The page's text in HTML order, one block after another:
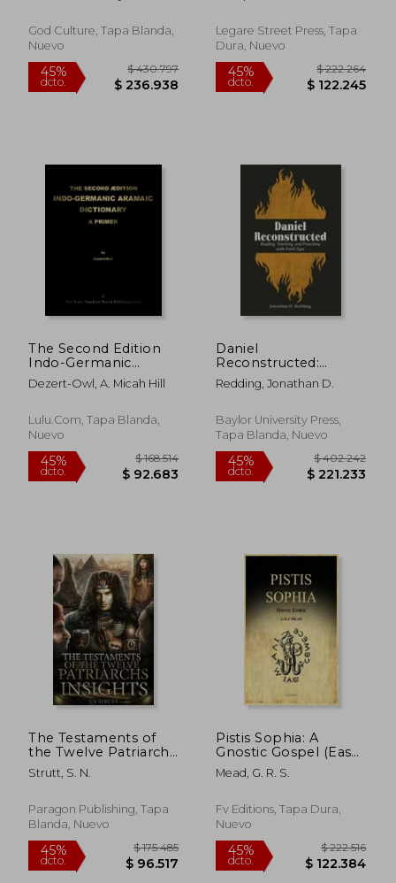
45%
dcto.
45% $ 93.264 45%
R. H.
God Culture, Tapa Blanda,
Nuevo
Legare Street Press, Tapa
Dura, Nuevo
The Second Edition
Indo-Germanic
Aramaic Dictionary
(en Inglés)
Dezert-Owl, A. Micah Hill
Lulu.com, Tapa Blanda,
Nuevo
Daniel
Reconstructed:
Reading, Teaching,
and Preaching with
Redding, Jonathan D.
Baylor University Press,
Tapa Blanda, Nuevo
The Testaments of
the Twelve Patriarchs
Insights (en Inglés)
Strutt, S. N.
Paragon Publishing, Tapa
Blanda, Nuevo
Pistis Sophia: A
Gnostic Gospel (Easy
to Read Layout) (en
Inglés)
Mead, G. R. S.
Fv Editions, Tapa Dura,
Nuevo